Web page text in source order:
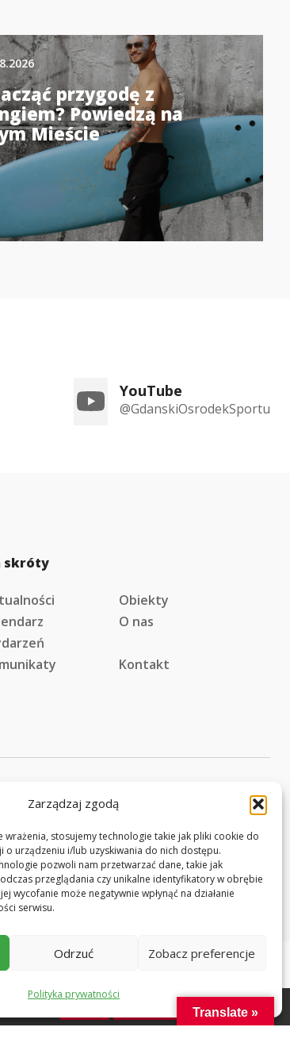
Zarządzaj zgodą
wrażenia, stosujemy technologie takie jak pliki cookie do
o urządzeniu i/lub uzyskiwania do nich dostępu.
pozwoli nam przetwarzać dane, takie jak
przeglądania czy unikalne identyfikatory w obrębie
wycofanie może negatywnie wpłynąć na działanie
serwisu.
Odrzuć Zobacz preferencje
Polityka prywatności
przygodę z
Powiedzą na
Mieście
YouTube
@GdanskiOsrodekSportu
skróty
Obiekty
O nas
Kontakt
Projekt i realizacja:Tworzenie stron - Noveo
Polityka prywatnościTranslate »